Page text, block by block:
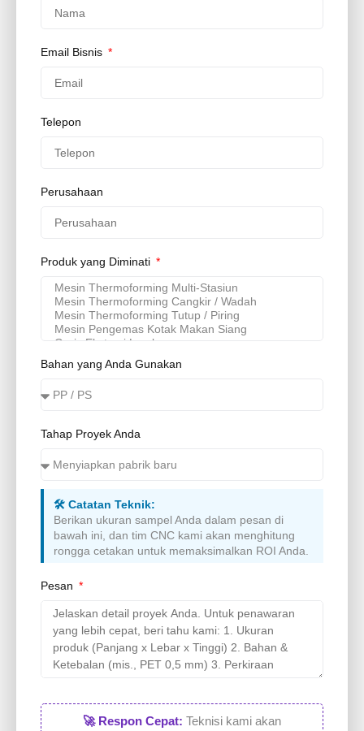
Email Bisnis
Telepon
Perusahaan
Produk yang Diminati
Bahan yang Anda Gunakan
Tahap Proyek Anda
🛠️ Catatan Teknik:
Berikan ukuran sampel Anda dalam pesan di
bawah ini, dan tim CNC kami akan menghitung
rongga cetakan untuk memaksimalkan ROI Anda.
Pesan
🚀 Respon Cepat: Teknisi kami akan